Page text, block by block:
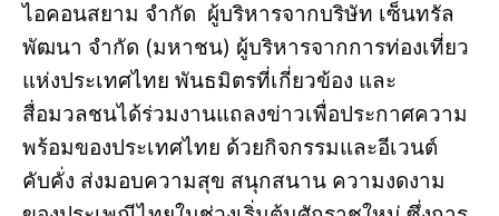
ไอคอนสยาม จำกัด ผู้บริหารจากบริษัท เซ็นทรัล
พัฒนา จำกัด (มหาชน) ผู้บริหารจากการท่องเที่ยว
แห่งประเทศไทย พันธมิตรที่เกี่ยวข้อง และ
สื่อมวลชนได้ร่วมงานแถลงข่าวเพื่อประกาศความ
พร้อมของประเทศไทย ด้วยกิจกรรมและอีเวนต์
คับคั่ง ส่งมอบความสุข สนุกสนาน ความงดงาม